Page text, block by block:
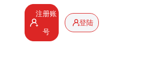
注册账
号
登陆